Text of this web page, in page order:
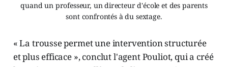
quand un professeur, un directeur d'école et des parents
sont confrontés à du sextage.
« La trousse permet une intervention structurée
et plus efficace », conclut l'agent Pouliot, qui a créé